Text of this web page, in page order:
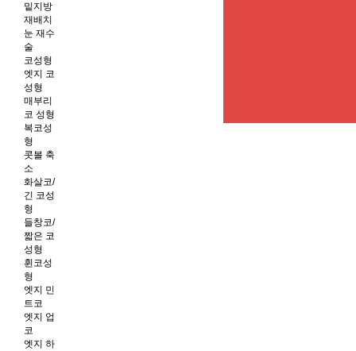
밑지방
재배치
눈 재수
술
코성형
엣지 코
성형
매부리
코 성형
복코성
형
콧볼 축
소
화살코/
긴 코성
형
들창코/
짧은 코
성형
휜코성
형
엣지 민
트코
엣지 업
코
엣지 하